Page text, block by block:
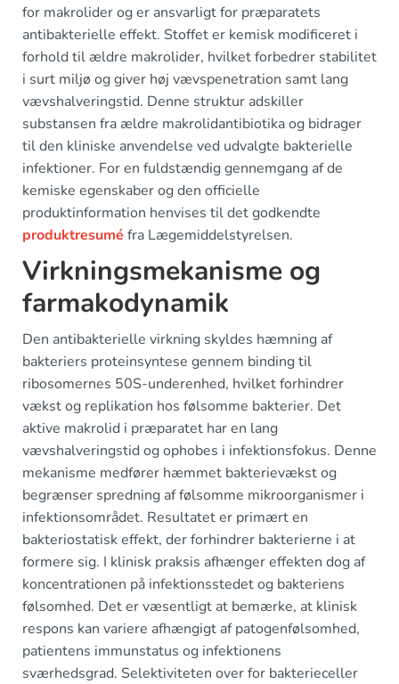
for makrolider og er ansvarligt for præparatets
antibakterielle effekt. Stoffet er kemisk modificeret i
forhold til ældre makrolider, hvilket forbedrer stabilitet
i surt miljø og giver høj vævspenetration samt lang
vævshalveringstid. Denne struktur adskiller
substansen fra ældre makrolidantibiotika og bidrager
til den kliniske anvendelse ved udvalgte bakterielle
infektioner. For en fuldstændig gennemgang af de
kemiske egenskaber og den officielle
produktinformation henvises til det godkendte
produktresumé fra Lægemiddelstyrelsen.
Virkningsmekanisme og
farmakodynamik
Den antibakterielle virkning skyldes hæmning af
bakteriers proteinsyntese gennem binding til
ribosomernes 50S-underenhed, hvilket forhindrer
vækst og replikation hos følsomme bakterier. Det
aktive makrolid i præparatet har en lang
vævshalveringstid og ophobes i infektionsfokus. Denne
mekanisme medfører hæmmet bakterievækst og
begrænser spredning af følsomme mikroorganismer i
infektionsområdet. Resultatet er primært en
bakteriostatisk effekt, der forhindrer bakterierne i at
formere sig. I klinisk praksis afhænger effekten dog af
koncentrationen på infektionsstedet og bakteriens
følsomhed. Det er væsentligt at bemærke, at klinisk
respons kan variere afhængigt af patogenfølsomhed,
patientens immunstatus og infektionens
sværhedsgrad. Selektiviteten over for bakterieceller